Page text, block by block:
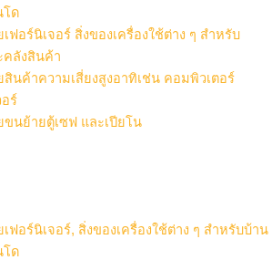
ด
ฟอร์นิเจอร์ สิ่งของเครื่องใช้ต่าง ๆ สำหรับ
คลังสินค้า
นค้าความเสี่ยงสูงอาทิเช่น คอมพิวเตอร์
อร์
นย้ายตู้เซฟ และเปียโน
ฟอร์นิเจอร์, สิ่งของเครื่องใช้ต่าง ๆ สำหรับบ้าน
ด